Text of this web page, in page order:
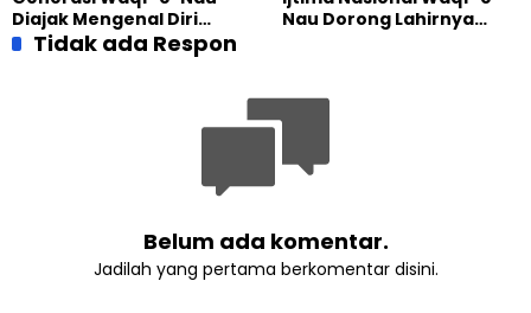
Diajak Mengenal Diri
Sebelum Mengubah
Nau Dorong Lahirnya
Tidak ada Respon
Belum ada komentar.
Jadilah yang pertama berkomentar disini.